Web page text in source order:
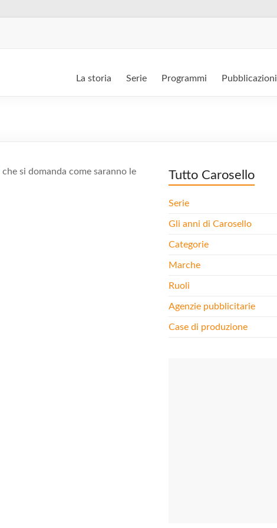
La storia Serie Programmi Pubblicazioni
che si domanda come saranno le
Tutto Carosello
Serie
Gli anni di Carosello
Categorie
Marche
Ruoli
Agenzie pubblicitarie
Case di produzione